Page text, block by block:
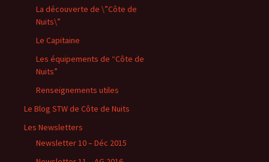
La découverte de \”Côte de
Nuits\”
Le Capitaine
Les équipements de “Côte de
Nuits”
Renseignements utiles
Le Blog STW de Côte de Nuits
Les Newsletters
Newsletter 10 – Déc 2015